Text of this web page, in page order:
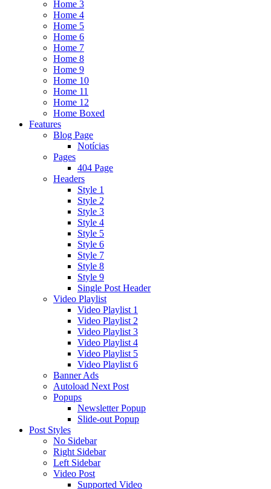
Home 3
Home 4
Home 5
Home 6
Home 7
Home 8
Home 9
Home 10
Home 11
Home 12
Home Boxed
Features
Blog Page
Notícias
Pages
404 Page
Headers
Style 1
Style 2
Style 3
Style 4
Style 5
Style 6
Style 7
Style 8
Style 9
Single Post Header
Video Playlist
Video Playlist 1
Video Playlist 2
Video Playlist 3
Video Playlist 4
Video Playlist 5
Video Playlist 6
Banner Ads
Autoload Next Post
Popups
Newsletter Popup
Slide-out Popup
Post Styles
No Sidebar
Right Sidebar
Left Sidebar
Video Post
Supported Video